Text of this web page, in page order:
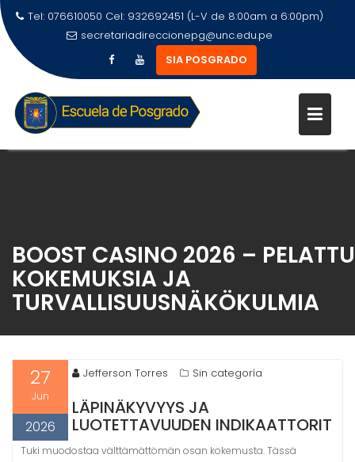
Tel: 076610050 Cel: 932692451 (L-V de 8:00am a 6:00pm)
secretariadireccionepg@unc.edu.pe
SIA POSGRADO
BOOST CASINO 2026 – PELATTU
KOKEMUKSIA JA
TURVALLISUUSNÄKÖKULMIA
27
Jun
2026
Jefferson Torres Sin categoría
LÄPINÄKYVYYS JA
LUOTETTAVUUDEN INDIKAATTORIT
Tuki muodostaa välttämättömän osan kokemusta. Tässä